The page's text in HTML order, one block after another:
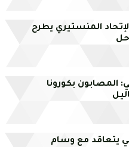
الإتحاد المنستيري يطرح
المصابون بكورونا
يتعاقد مع وسام